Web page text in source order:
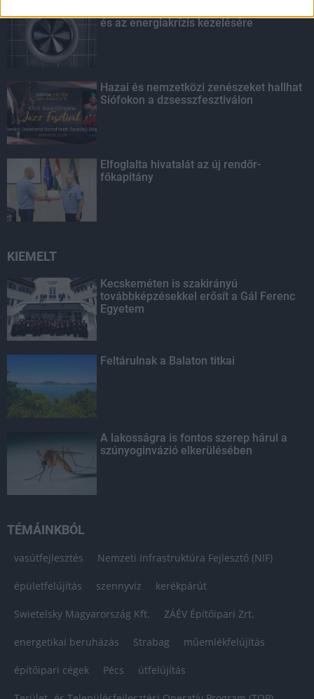
és az energiakrízis kezelésére
Hazai és nemzetközi zenészeket hallhat
Siófokon a dzsesszfesztiválon
Elfoglalta hivatalát az új rendőr-
főkapitány
KIEMELT
Kecskeméten is szakirányú
továbbképzésekkel erősít a Gál Ferenc
Egyetem
Feltárulnak a Balaton titkai
A lakosságra is fontos szerep hárul a
szúnyoginvázió elkerülésében
TÉMÁINKBÓL
vasútfejlesztés Nemzeti Infrastruktúra Fejlesztő (NIF)
épületfelújítás szennyvíz kerékpárút
Swietelsky Magyarország Kft. ZÁÉV Építőipari Zrt.
energetikai beruházás Strabag műemlékfelújítás
építőipari cégek Pécs útfelújítás